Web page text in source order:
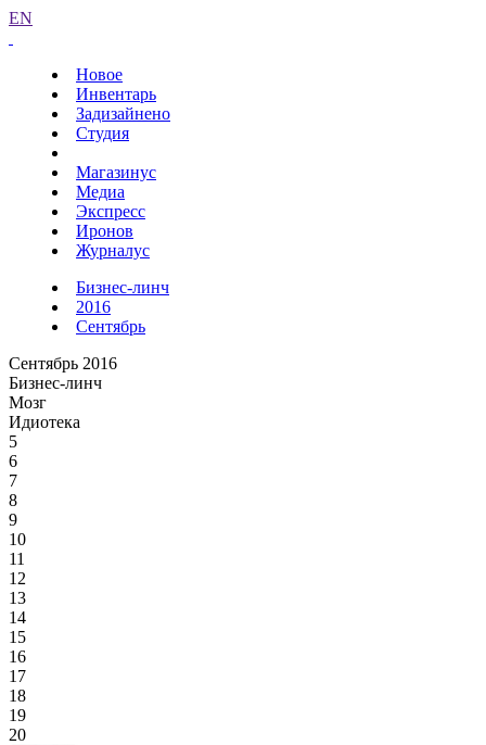
EN
Новое
Инвентарь
Задизайнено
Студия
Магазинус
Медиа
Экспресс
Иронов
Журналус
Бизнес-линч
2016
Сентябрь
Сентябрь 2016
Бизнес-линч
Мозг
Идиотека
5
6
7
8
9
10
11
12
13
14
15
16
17
18
19
20